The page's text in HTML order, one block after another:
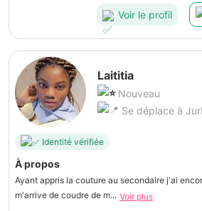
Voir le profil
Laititia
Nouveau
Se déplace à
Identité vérifiée
À propos
Ayant appris la couture au secondaire j'ai
m'arrive de coudre de m... Voir plus